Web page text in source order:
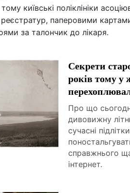
київські поліклініки
паперовими
за талончик до лікаря.
Секрети
років тому у
Про що
дивовижну
сучасні
справжнього
інтернет.